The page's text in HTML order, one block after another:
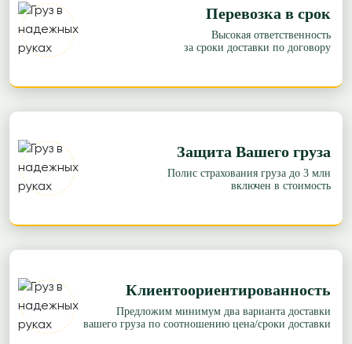
Перевозка в срок
Высокая ответственность
за сроки доставки по договору
Защита Вашего груза
Полис страхования груза до 3 млн
включен в стоимость
Клиентоориентированность
Предложим минимум два варианта доставки
вашего груза по соотношению цена/сроки доставки